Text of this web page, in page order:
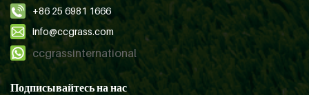
+86 25 6981 1666
info@ccgrass.com
ccgrassinternational
Подписывайтесь на нас